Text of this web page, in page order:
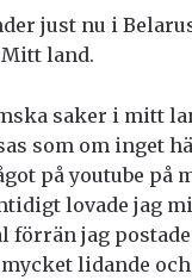
just nu i
land.
saker i mitt
som om inget
på youtube på
lovade jag
förrän jag
lidande